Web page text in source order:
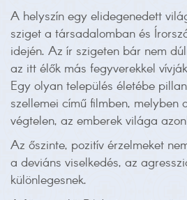
A helyszín egy elidegenedett
sziget a társadalomban és
idején. Az ír szigeten bár nem
az itt élők más fegyverekkel
Egy olyan település életébe
szellemei című filmben, melyben
végtelen, az emberek világa
Az őszinte, pozitív érzelmeket
a deviáns viselkedés, az
különlegesnek.